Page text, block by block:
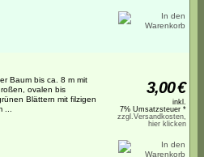
Baum bis ca. 8 m mit
ovalen bis
Blättern mit filzigen
3,00€
inkl.
7% Umsatzsteuer *
zzgl.Versandkosten,
hier klicken